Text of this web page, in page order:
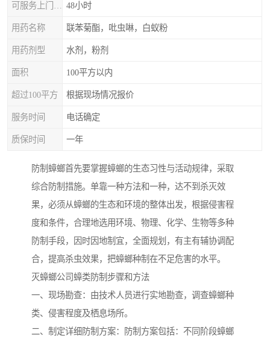
48小时
用药名称 联苯菊酯，吡虫啉，白蚁粉
用药剂型 水剂，粉剂
面积 100平方以内
超过100平方 根据现场情况报价
服务时间 电话确定
质保时间 一年
防制蟑螂首先要掌握蟑螂的生态习性与活动规律，采取
综合防制措施。单靠一种方法和一种，达不到杀灭效
果，必须从蟑螂的生态和环境的整体出发，根据侵害程
度和条件，合理地选用环境、物理、化学、生物等多种
防制手段，因时因地制宜，全面规划，有主有辅协调配
合，提高杀虫效果，把蟑螂种制在不足危害的水平。
灭蟑螂公司蟑类防制步骤和方法
一、现场勘查：由技术人员进行实地勘查，调查蟑螂种
类、侵害程度及栖息场所。
二、制定详细防制方案：防制方案包括：不同阶段蟑螂